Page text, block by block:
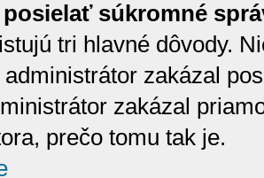
posielať súkromné
tri hlavné dôvody.
zakázal
zakázal
prečo tomu tak je.